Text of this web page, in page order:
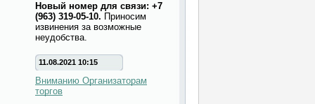
Новый номер для связи: +7
(963) 319-05-10. Приносим
извинения за возможные
неудобства.
11.08.2021 10:15
Вниманию Организаторам
торгов